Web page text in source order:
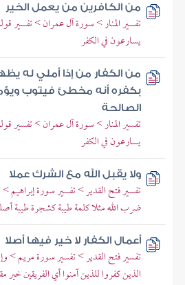
من الكافرين من يعمل الخير
تفسير المنار > سورة آل عمران > تفسير
يسارعون في الكفر
من الكفار من إذا أملي له
بكفره أنه مخطئ فيتوب
الصالحة
تفسير المنار > سورة آل عمران > تفسير
يسارعون في الكفر
ولا يقبل الله مع الشرك عملا
تفسير فتح القدير > تفسير سورة إبراهيم
ضرب الله مثلا كلمة طيبة كشجرة طيبة
أعمال الكفار لا خير فيها أصلا
تفسير فتح القدير > تفسير سورة مريم >
الذين كفروا للذين آمنوا أي الفريقين